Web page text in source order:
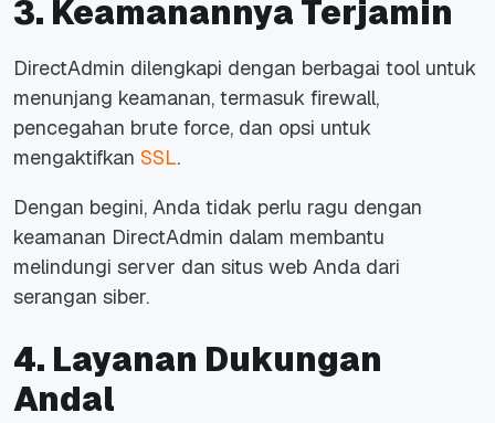
3. Keamanannya Terjamin
DirectAdmin dilengkapi dengan berbagai tool untuk
menunjang keamanan, termasuk firewall,
pencegahan brute force, dan opsi untuk
mengaktifkan SSL.
Dengan begini, Anda tidak perlu ragu dengan
keamanan DirectAdmin dalam membantu
melindungi server dan situs web Anda dari
serangan siber.
4. Layanan Dukungan
Andal